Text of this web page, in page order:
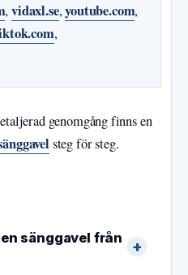
,vidaxl.se,youtube.com,
,
genomgång finns en
steg för steg.
sänggavel från